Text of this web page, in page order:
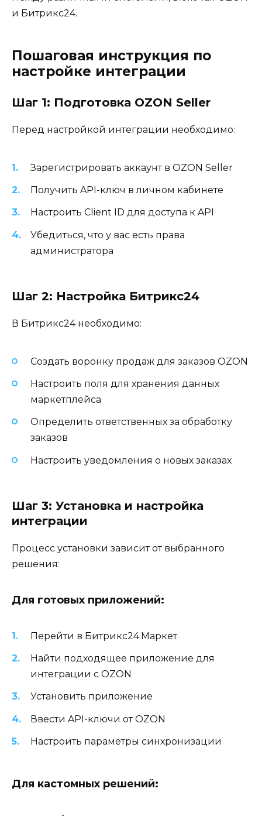
и Битрикс24.
Пошаговая инструкция по
настройке интеграции
Шаг 1: Подготовка OZON Seller
Перед настройкой интеграции необходимо:
Зарегистрировать аккаунт в OZON Seller
Получить API-ключ в личном кабинете
Настроить Client ID для доступа к API
Убедиться, что у вас есть права
администратора
Шаг 2: Настройка Битрикс24
В Битрикс24 необходимо:
Создать воронку продаж для заказов OZON
Настроить поля для хранения данных
маркетплейса
Определить ответственных за обработку
заказов
Настроить уведомления о новых заказах
Шаг 3: Установка и настройка
интеграции
Процесс установки зависит от выбранного
решения:
Для готовых приложений:
Перейти в Битрикс24.Маркет
Найти подходящее приложение для
интеграции с OZON
Установить приложение
Ввести API-ключи от OZON
Настроить параметры синхронизации
Для кастомных решений: